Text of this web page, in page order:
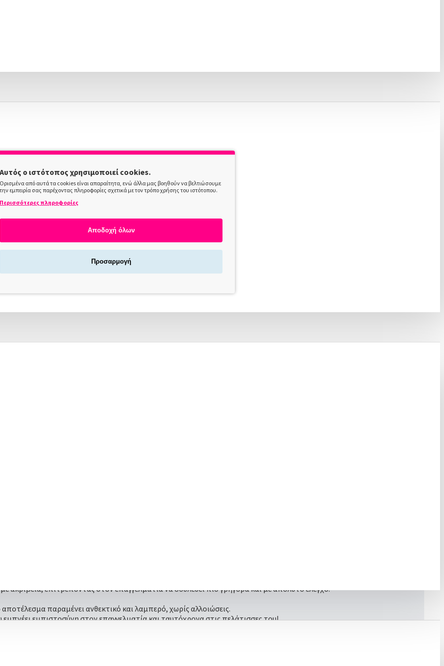
ζωντάνια στα νύχια, αναδεικνύουν το σχήμα και ταιριάζουν απόλυτα με τις τάσεις της εποχής.
ακρίβεια, επιτρέποντας στον επαγγελματία να δουλεύει πιο γρήγορα και με απόλυτο έλεγχο.
αποτέλεσμα παραμένει ανθεκτικό και λαμπερό, χωρίς αλλοιώσεις.
εμπιστοσύνη στον επαγγελματία και ταυτόχρονα στις πελάτισσες του!
Αυτός ο ιστότοπος χρησιμοποιεί cookies.
Ορισμένα από αυτά τα cookies είναι απαραίτητα, ενώ άλλα μας βοηθούν να βελτιώσουμε
την εμπειρία σας παρέχοντας πληροφορίες σχετικά με τον τρόπο χρήσης του ιστότοπου.
Περισσότερες πληροφορίες
Αποδοχή όλων
Προσαρμογή